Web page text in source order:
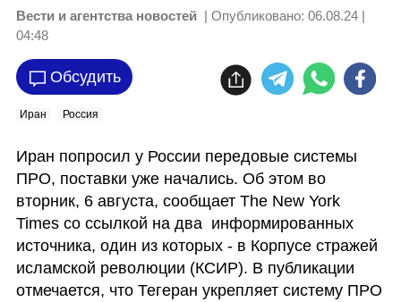
Вести и агентства новостей | Опубликовано: 06.08.24 |
04:48
Обсудить
Иран Россия
Иран попросил у России передовые системы
ПРО, поставки уже начались. Об этом во
вторник, 6 августа, сообщает The New York
Times со ссылкой на два  информированных
источника, один из которых - в Корпусе стражей
исламской революции (КСИР). В публикации
отмечается, что Тегеран укрепляет систему ПРО